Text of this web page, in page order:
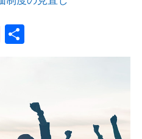
Pocket